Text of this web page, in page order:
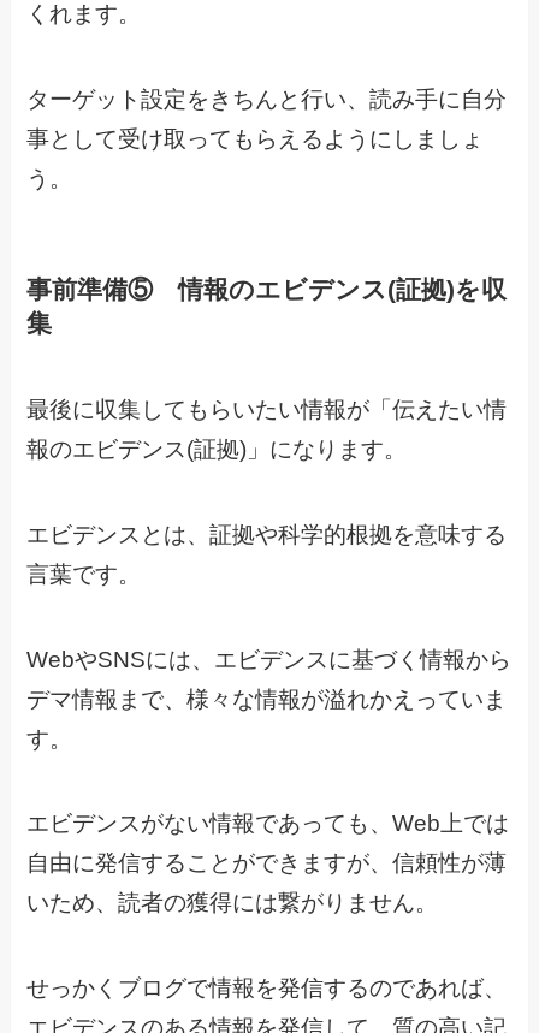
くれます。
ターゲット設定をきちんと行い、読み手に自分
事として受け取ってもらえるようにしましょ
う。
事前準備⑤ 情報のエビデンス(証拠)を収
集
最後に収集してもらいたい情報が「伝えたい情
報のエビデンス(証拠)」になります。
エビデンスとは、証拠や科学的根拠を意味する
言葉です。
WebやSNSには、エビデンスに基づく情報から
デマ情報まで、様々な情報が溢れかえっていま
す。
エビデンスがない情報であっても、Web上では
自由に発信することができますが、信頼性が薄
いため、読者の獲得には繋がりません。
せっかくブログで情報を発信するのであれば、
エビデンスのある情報を発信して、質の高い記